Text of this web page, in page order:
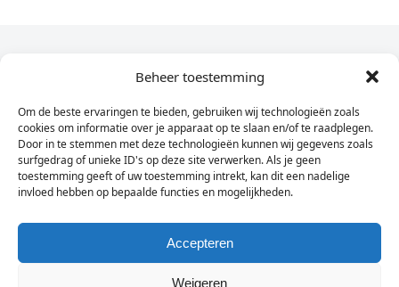
Beheer toestemming
Om de beste ervaringen te bieden, gebruiken wij technologieën zoals
cookies om informatie over je apparaat op te slaan en/of te raadplegen.
Door in te stemmen met deze technologieën kunnen wij gegevens zoals
surfgedrag of unieke ID's op deze site verwerken. Als je geen
toestemming geeft of uw toestemming intrekt, kan dit een nadelige
invloed hebben op bepaalde functies en mogelijkheden.
Accepteren
Weigeren
Dagelijks het laatste nieuws in je e-mail?
Vul
hier
je
e-
mailadres
in
Sign Up